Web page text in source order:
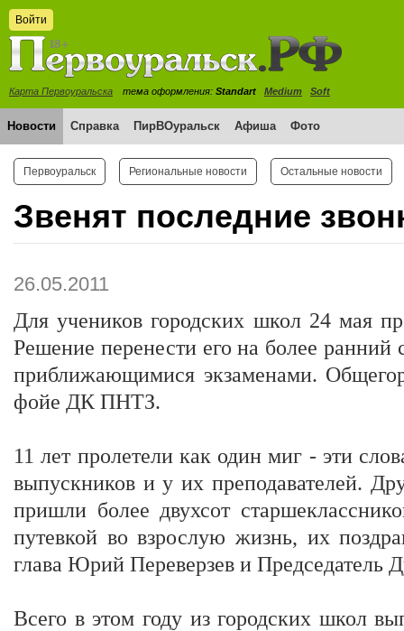
Войти
Карта Первоуральска тема оформления: Standart Medium Soft
Новости Справка ПирВОуральск Афиша Фото
Первоуральск Региональные новости Остальные новости
Звенят последние
26.05.2011
Для учеников городских школ 24 мая
Решение перенести его на более ранний
приближающимися экзаменами.
фойе ДК ПНТЗ.
11 лет пролетели как один миг - эти
выпускников и у их преподавателей.
пришли более двухсот
путевкой во взрослую жизнь, их
глава Юрий Переверзев и
Всего в этом году из городских школ